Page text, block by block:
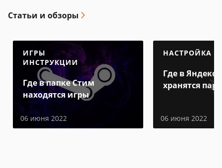
Статьи и обзоры
ИГРЫ
ИНСТРУКЦИИ
Где в папке Стим
находятся игры
06 июня 2022
НАСТРОЙКА
Где в Яндекс
хранятся
06 июня 2022